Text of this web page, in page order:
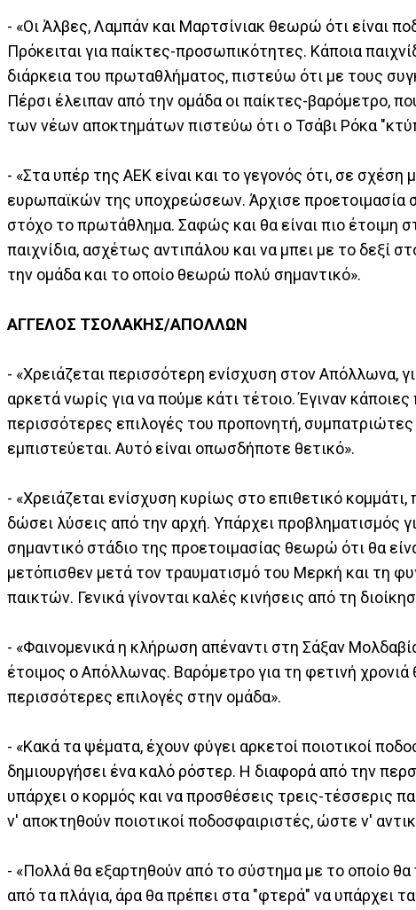
- «Οι Άλβες, Λαμπάν και Μαρτσίνιακ θεωρώ ότι είναι
Πρόκειται για παίκτες-προσωπικότητες. Κάποια
διάρκεια του πρωταθλήματος, πιστεύω ότι με τους
Πέρσι έλειπαν από την ομάδα οι παίκτες-βαρόμετρο,
των νέων αποκτημάτων πιστεύω ότι ο Τσάβι Ρόκα
- «Στα υπέρ της ΑΕΚ είναι και το γεγονός ότι, σε
ευρωπαϊκών της υποχρεώσεων. Άρχισε προετοιμασία
στόχο το πρωτάθλημα. Σαφώς και θα είναι πιο
παιχνίδια, ασχέτως αντιπάλου και να μπει με το δεξί
την ομάδα και το οποίο θεωρώ πολύ σημαντικό».
ΑΓΓΕΛΟΣ ΤΣΟΛΑΚΗΣ/ΑΠΟΛΛΩΝ
- «Χρειάζεται περισσότερη ενίσχυση στον Απόλλωνα,
αρκετά νωρίς για να πούμε κάτι τέτοιο. Έγιναν
περισσότερες επιλογές του προπονητή, συμπατριώτες
εμπιστεύεται. Αυτό είναι οπωσδήποτε θετικό».
- «Χρειάζεται ενίσχυση κυρίως στο επιθετικό
δώσει λύσεις από την αρχή. Υπάρχει προβληματισμός
σημαντικό στάδιο της προετοιμασίας θεωρώ ότι θα
μετόπισθεν μετά τον τραυματισμό του Μερκή και τη
παικτών. Γενικά γίνονται καλές κινήσεις από τη
- «Φαινομενικά η κλήρωση απέναντι στη Σάξαν
έτοιμος ο Απόλλωνας. Βαρόμετρο για τη φετινή χρονιά
περισσότερες επιλογές στην ομάδα».
- «Κακά τα ψέματα, έχουν φύγει αρκετοί ποιοτικοί
δημιουργήσει ένα καλό ρόστερ. Η διαφορά από την
υπάρχει ο κορμός και να προσθέσεις τρεις-τέσσερις
ν' αποκτηθούν ποιοτικοί ποδοσφαιριστές, ώστε ν'
- «Πολλά θα εξαρτηθούν από το σύστημα με το οποίο
από τα πλάγια, άρα θα πρέπει στα "φτερά" να υπάρχει